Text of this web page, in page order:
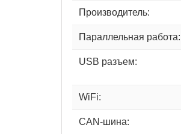
Производитель:
Параллельная работа:
USB разъем:
WiFi:
CAN-шина: